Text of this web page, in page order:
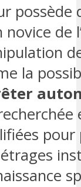
de
la